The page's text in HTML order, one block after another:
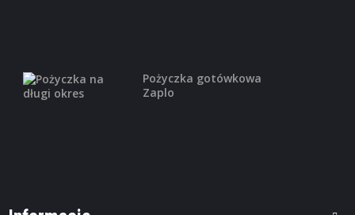
CHWILÓWKI FINANSE OSOBISTE
Pożyczka gotówkowa
Zaplo